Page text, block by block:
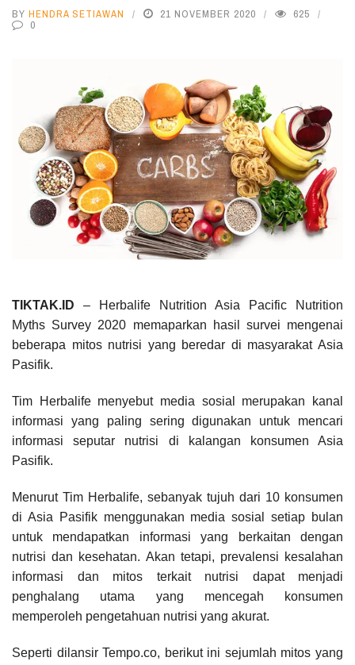
BY HENDRA SETIAWAN 21 NOVEMBER 2020
625
0
TIKTAK.ID – Herbalife Nutrition Asia Pacific Nutrition
Myths Survey 2020 memaparkan hasil survei mengenai
beberapa mitos nutrisi yang beredar di masyarakat Asia
Pasifik.
Tim Herbalife menyebut media sosial merupakan kanal
informasi yang paling sering digunakan untuk mencari
informasi seputar nutrisi di kalangan konsumen Asia
Pasifik.
Menurut Tim Herbalife, sebanyak tujuh dari 10 konsumen
di Asia Pasifik menggunakan media sosial setiap bulan
untuk mendapatkan informasi yang berkaitan dengan
nutrisi dan kesehatan. Akan tetapi, prevalensi kesalahan
informasi dan mitos terkait nutrisi dapat menjadi
penghalang utama yang mencegah konsumen
memperoleh pengetahuan nutrisi yang akurat.
Seperti dilansir Tempo.co, berikut ini sejumlah mitos yang